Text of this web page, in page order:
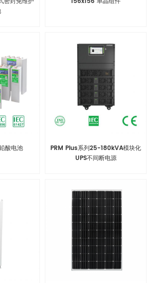
酸电池
PRM Plus系列25-180kVA模块化
UPS不间断电源